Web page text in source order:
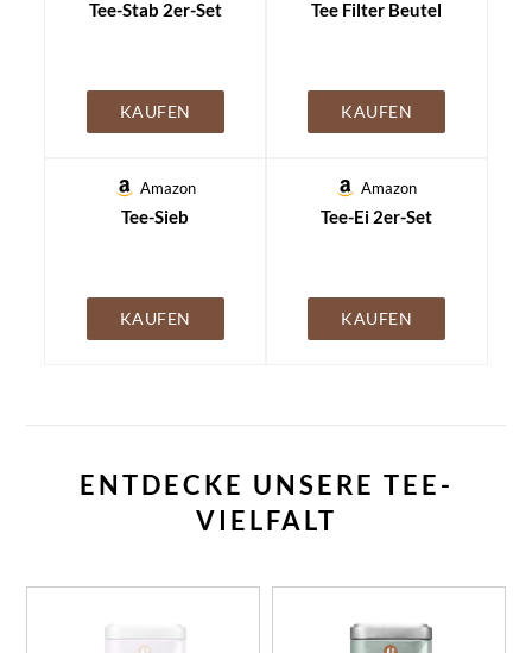
Tee-Stab 2er-Set
KAUFEN
Tee Filter Beutel
KAUFEN
Amazon
Tee-Sieb
KAUFEN
Amazon
Tee-Ei 2er-Set
KAUFEN
ENTDECKE UNSERE TEE-
VIELFALT